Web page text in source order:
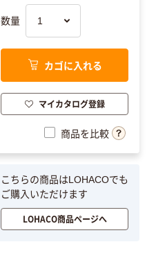
数量
カゴに入れる
マイカタログ登録
商品を比較
こちらの商品はLOHACOでも
ご購入いただけます
LOHACO商品ページへ